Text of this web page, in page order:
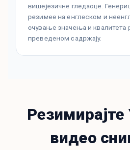
вишејезичне гледаоце.
резимее на енглеском и
очување значења и квалитета
преведеном садржају.
Резимирајте
видео